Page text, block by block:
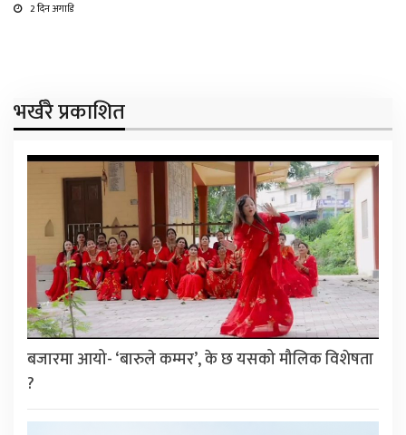
2 दिन अगाडि
भर्खरै प्रकाशित
बजारमा आयो- ‘बारुले कम्मर’, के छ यसको मौलिक विशेषता
?